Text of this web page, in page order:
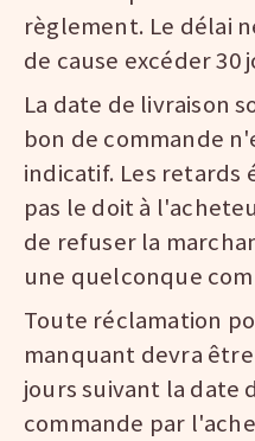
règlement. Le délai
de cause excéder 30
La date de livraison
bon de commande
indicatif. Les
pas le doit à
de refuser la
une quelconque
Toute réclamation
manquant devra
jours suivant la date
commande par